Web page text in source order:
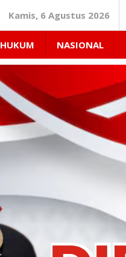
Kamis, 6 Agustus 2026
HUKUM NASIONAL